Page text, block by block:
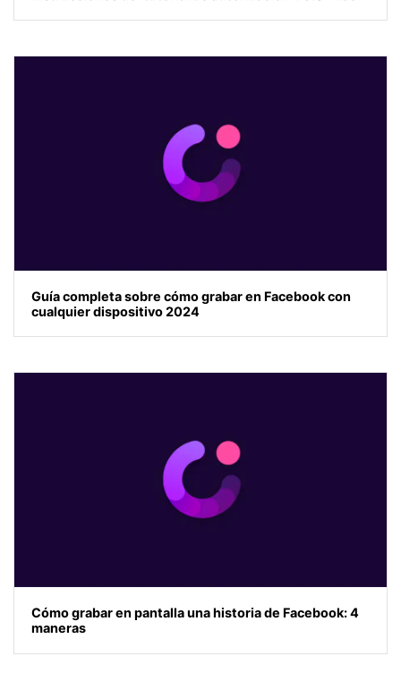
Guía completa sobre cómo grabar en Facebook con
cualquier dispositivo 2024
Cómo grabar en pantalla una historia de Facebook: 4
maneras